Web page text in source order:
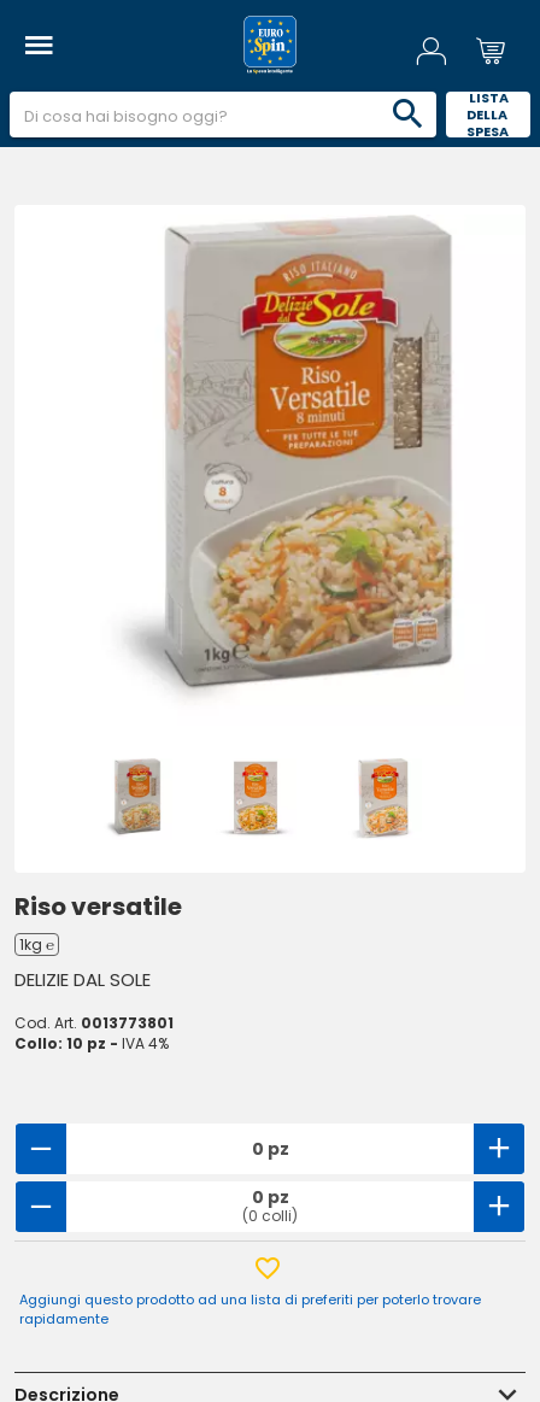
LISTA
DELLA
SPESA
Riso versatile
1kg ℮
DELIZIE DAL SOLE
Cod. Art. 0013773801
Collo: 10 pz - IVA 4%
0 pz
0 pz
(0 colli)
Aggiungi questo prodotto ad una lista di preferiti per poterlo trovare
rapidamente
Descrizione